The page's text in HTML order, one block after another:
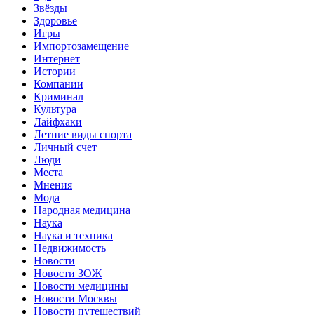
Звёзды
Здоровье
Игры
Импортозамещение
Интернет
Истории
Компании
Криминал
Культура
Лайфхаки
Летние виды спорта
Личный счет
Люди
Места
Мнения
Мода
Народная медицина
Наука
Наука и техника
Недвижимость
Новости
Новости ЗОЖ
Новости медицины
Новости Москвы
Новости путешествий